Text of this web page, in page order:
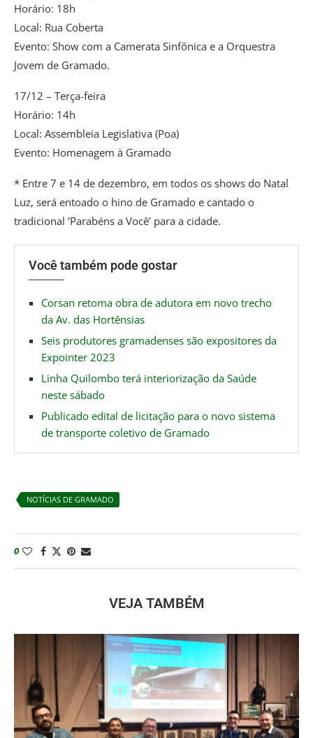
Horário: 18h
Local: Rua Coberta
Evento: Show com a Camerata Sinfônica e a Orquestra
Jovem de Gramado.
17/12 – Terça-feira
Horário: 14h
Local: Assembleia Legislativa (Poa)
Evento: Homenagem à Gramado
* Entre 7 e 14 de dezembro, em todos os shows do Natal
Luz, será entoado o hino de Gramado e cantado o
tradicional ‘Parabéns a Você’ para a cidade.
Você também pode gostar
Corsan retoma obra de adutora em novo trecho
da Av. das Hortênsias
Seis produtores gramadenses são expositores da
Expointer 2023
Linha Quilombo terá interiorização da Saúde
neste sábado
Publicado edital de licitação para o novo sistema
de transporte coletivo de Gramado
NOTÍCIAS DE GRAMADO
0
VEJA TAMBÉM